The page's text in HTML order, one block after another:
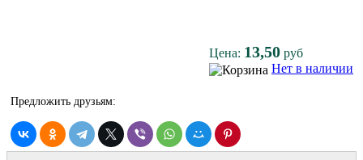
Цена: 13,50 руб
Нет в наличии
Предложить друзьям: